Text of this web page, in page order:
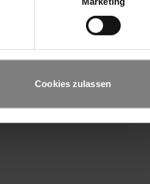
Cookies zulassen